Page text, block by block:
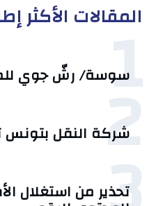
المقالات الأكثر
1
سوسة/ رشّ جوي
2
شركة النقل بتونس
تحذير من استغلال